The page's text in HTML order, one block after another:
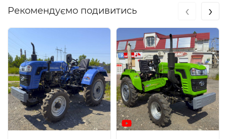
Рекомендуємо подивитись ‹ ›